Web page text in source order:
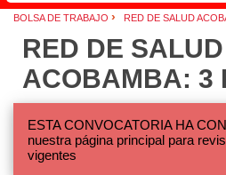
BOLSA DE TRABAJO › RED DE SALUD
RED DE SALUD
ACOBAMBA: 3
ESTA CONVOCATORIA HA
nuestra página principal para
vigentes